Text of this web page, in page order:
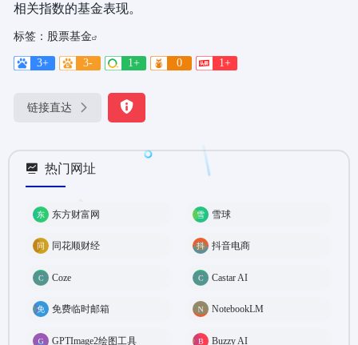
相关指数的基金表现。
标签： 股票基金
3+ 3- 1+ 0 1+
链接直达
热门网址
东方财富网 雪球
同花顺财经 抖音电商
Coze Castar AI
免费临时邮箱 NotebookLM
GPTImage2绘图工具 Buzzy AI